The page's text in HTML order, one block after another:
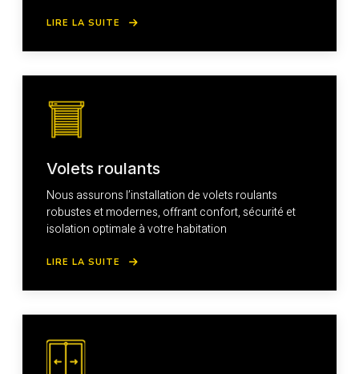
LIRE LA SUITE
Volets roulants
Nous assurons l’installation de volets roulants
robustes et modernes, offrant confort, sécurité et
isolation optimale à votre habitation
LIRE LA SUITE